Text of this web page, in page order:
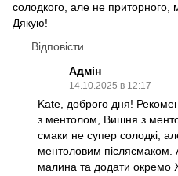
солодкого, але не приторного,
Дякую!
Відповісти
Адмін
14.10.2025 в 12:17
Kate, доброго дня!
з ментолом, Вишня з
смаки не супер солодкі,
ментоловим післясмаком.
малина та додати окремо